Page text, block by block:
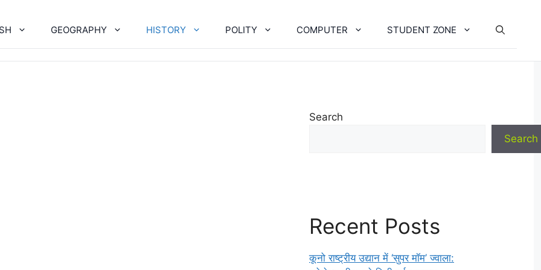
GEOGRAPHY HISTORY POLITY COMPUTER STUDENT ZONE
Search
Search
Recent Posts
कूनो राष्ट्रीय उद्यान में ‘सुपर मॉम’ ज्वाला: